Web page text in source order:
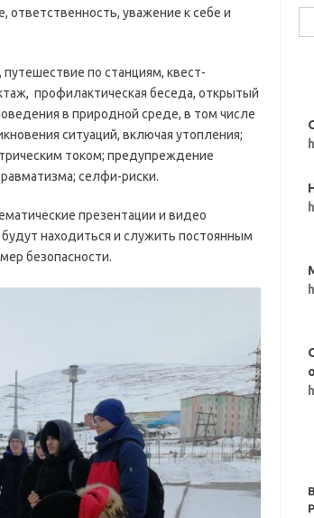
ответственность, уважение к себе и
по станциям, квест-
профилактическая беседа, открытый
в природной среде, в том числе
ситуаций, включая утопления;
током; предупреждение
селфи-риски.
презентации и видео
находиться и служить постоянным
безопасности.